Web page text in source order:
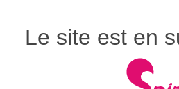
Le site est en